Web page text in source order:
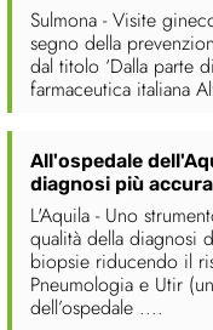
Sulmona - Visite
segno della
dal titolo ‘Dalla parte
farmaceutica italiana
All'ospedale
diagnosi più
L'Aquila - Uno
qualità della diagnosi
biopsie riducendo il
Pneumologia e Utir
dell’ospedale ....